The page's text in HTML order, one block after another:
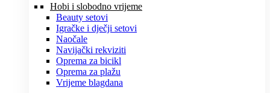
Hobi i slobodno vrijeme
Beauty setovi
Igračke i dječji setovi
Naočale
Navijački rekviziti
Oprema za bicikl
Oprema za plažu
Vrijeme blagdana